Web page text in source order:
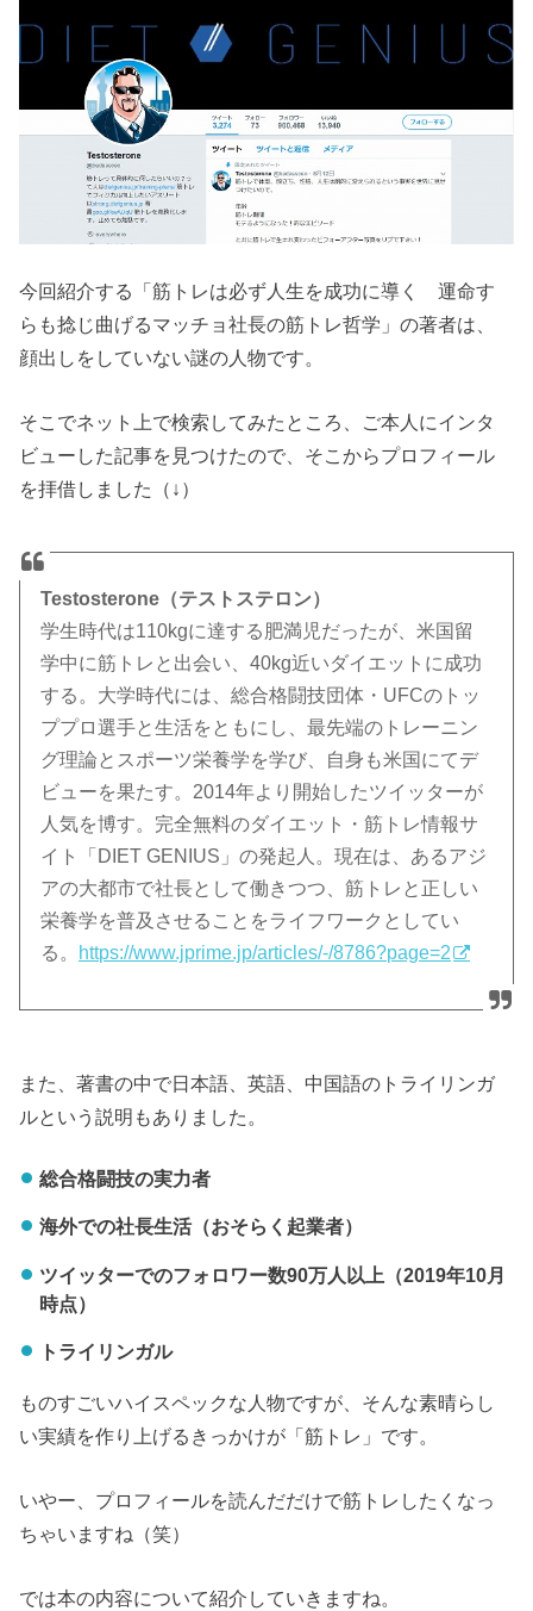
今回紹介する「筋トレは必ず人生を成功に導く 運命す
らも捻じ曲げるマッチョ社長の筋トレ哲学」の著者は、
顔出しをしていない謎の人物です。
そこでネット上で検索してみたところ、ご本人にインタ
ビューした記事を見つけたので、そこからプロフィール
を拝借しました（↓）
Testosterone（テストステロン）
学生時代は110kgに達する肥満児だったが、米国留
学中に筋トレと出会い、40kg近いダイエットに成功
する。大学時代には、総合格闘技団体・UFCのトッ
ププロ選手と生活をともにし、最先端のトレーニン
グ理論とスポーツ栄養学を学び、自身も米国にてデ
ビューを果たす。2014年より開始したツイッターが
人気を博す。完全無料のダイエット・筋トレ情報サ
イト「DIET GENIUS」の発起人。現在は、あるアジ
アの大都市で社長として働きつつ、筋トレと正しい
栄養学を普及させることをライフワークとしてい
る。
https://www.jprime.jp/articles/-/8786?page=2
また、著書の中で日本語、英語、中国語のトライリンガ
ルという説明もありました。
総合格闘技の実力者
海外での社長生活（おそらく起業者）
ツイッターでのフォロワー数90万人以上（2019年10月
時点）
トライリンガル
ものすごいハイスペックな人物ですが、そんな素晴らし
い実績を作り上げるきっかけが「筋トレ」です。
いやー、プロフィールを読んだだけで筋トレしたくなっ
ちゃいますね（笑）
では本の内容について紹介していきますね。